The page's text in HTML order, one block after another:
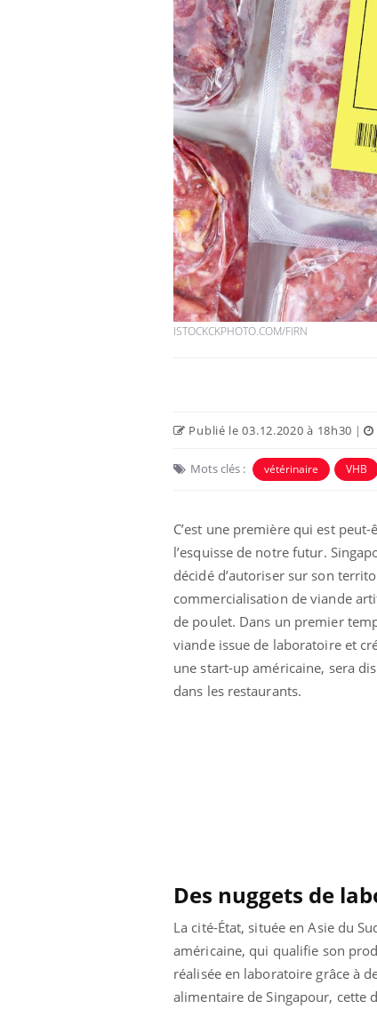
ISTOCKCKPHOTO.COM/FIRN
Publié le 03.12.2020 à 18h30 |
Mots clés : vétérinaire VHB
C’est une première qui est peut-
l’esquisse de notre futur.
décidé d’autoriser sur son
commercialisation de viande
de poulet. Dans un premier
viande issue de laboratoire et
une start-up américaine, sera
dans les restaurants.
Des nuggets de
La cité-État, située en Asie du
américaine, qui qualifie son
réalisée en laboratoire grâce à
alimentaire de Singapour, cette
La sieste empêche-t-elle
de dormir la nuit ?
VIH : la fin du comprimé
tous les jours se profile-t-
elle enfin ?